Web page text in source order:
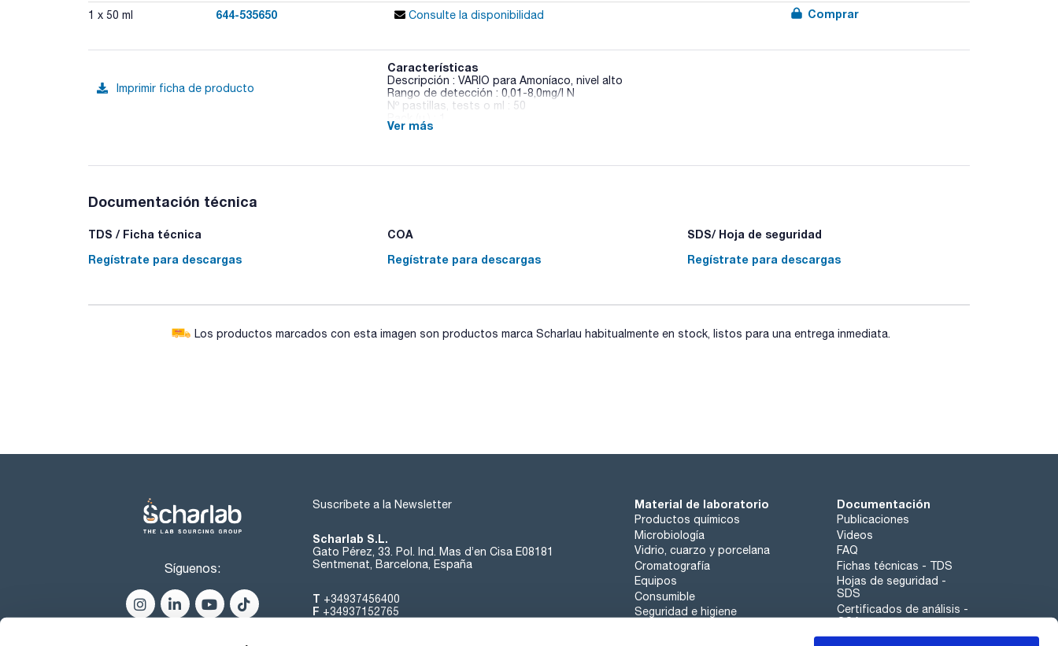
1 x 50 ml 644-535650 Consulte la disponibilidad Comprar
Imprimir ficha de producto
Características
Descripción : VARIO para Amoníaco, nivel alto
Rango de detección : 0,01-8,0mg/l N
Nº pastillas, tests o ml : 50
conseguir un nivel de detección óptimo. Los mismos reactivos darán límites de sensibilidad diferentes en uno u
Ver más
Documentación técnica
TDS / Ficha técnica
Regístrate para descargas
COA
Regístrate para descargas
SDS/ Hoja de seguridad
Regístrate para descargas
Los productos marcados con esta imagen son productos marca Scharlau habitualmente en stock, listos para una entrega inmediata.
Síguenos:
Suscríbete a la Newsletter
Scharlab S.L.
Gato Pérez, 33. Pol. Ind. Mas d’en Cisa E08181
Sentmenat, Barcelona, España
T +34937456400
F +34937152765
Material de laboratorio
Productos químicos
Microbiología
Vidrio, cuarzo y porcelana
Cromatografía
Equipos
Consumible
Seguridad e higiene
Documentación
Publicaciones
Videos
FAQ
Fichas técnicas - TDS
Hojas de seguridad -
SDS
Certificados de análisis -
COA
Aplicaciones